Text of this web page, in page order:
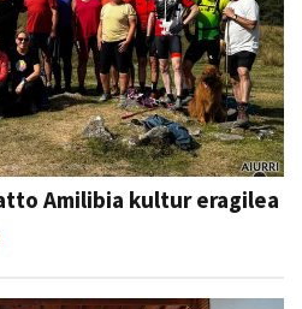
Amilibia kultur eragilea